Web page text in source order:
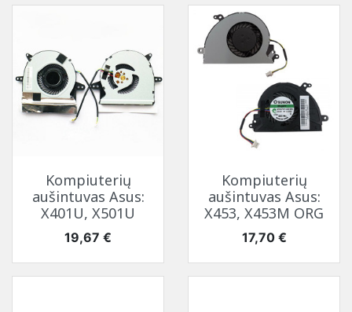
Kompiuterių
aušintuvas Asus:
X401U, X501U
Kaina
19,67 €
Kompiuterių
aušintuvas Asus:
X453, X453M ORG
Kaina
17,70 €